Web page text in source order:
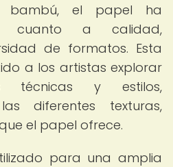
bambú, el papel ha
cuanto a calidad,
de formatos. Esta
a los artistas explorar
técnicas y estilos,
diferentes texturas,
el papel ofrece.
para una amplia